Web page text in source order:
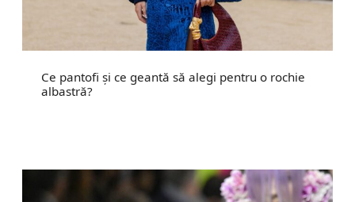
Ce pantofi și ce geantă să alegi pentru o rochie
albastră?